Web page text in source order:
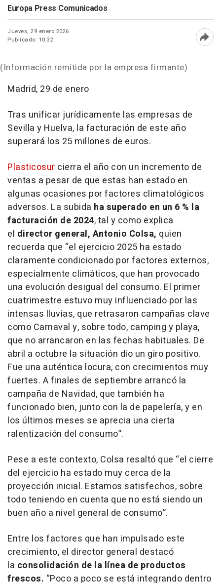
Europa Press Comunicados
Jueves, 29 enero 2026
Publicado: 10:32
(Información remitida por la empresa firmante)
Madrid, 29 de enero
Tras unificar jurídicamente las empresas de
Sevilla y Huelva, la facturación de este año
superará los 25 millones de euros.
Plasticosur cierra el año con un incremento de
ventas a pesar de que estas han estado en
algunas ocasiones por factores climatológicos
adversos. La subida ha superado en un 6 % la
facturación de 2024, tal y como explica
el director general, Antonio Colsa, quien
recuerda que “el ejercicio 2025 ha estado
claramente condicionado por factores externos,
especialmente climáticos, que han provocado
una evolución desigual del consumo. El primer
cuatrimestre estuvo muy influenciado por las
intensas lluvias, que retrasaron campañas clave
como Carnaval y, sobre todo, camping y playa,
que no arrancaron en las fechas habituales. De
abril a octubre la situación dio un giro positivo.
Fue una auténtica locura, con crecimientos muy
fuertes. A finales de septiembre arrancó la
campaña de Navidad, que también ha
funcionado bien, junto con la de papelería, y en
los últimos meses se aprecia una cierta
ralentización del consumo”.
Pese a este contexto, Colsa resaltó que “el cierre
del ejercicio ha estado muy cerca de la
proyección inicial. Estamos satisfechos, sobre
todo teniendo en cuenta que no está siendo un
buen año a nivel general de consumo”.
Entre los factores que han impulsado este
crecimiento, el director general destacó
la consolidación de la línea de productos
frescos. “Poco a poco se está integrando dentro